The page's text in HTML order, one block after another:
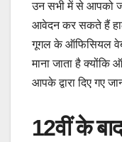
उन सभी में से आपको
आवेदन कर सकते हैं
गूगल के ऑफिसियल
माना जाता है
आपके द्वारा दिए गए
12वीं के